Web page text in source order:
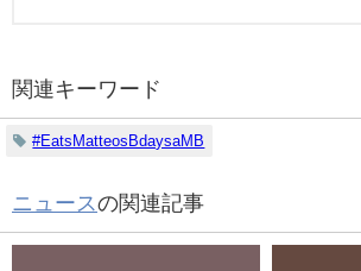
関連キーワード
#EatsMatteosBdaysaMB
ニュースの関連記事